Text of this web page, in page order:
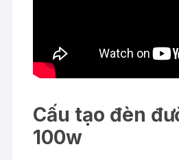
Cấu tạo đèn
100w